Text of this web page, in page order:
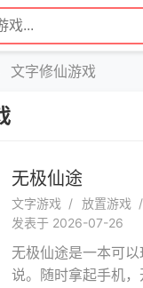
文字修仙游戏
无极仙途
文字游戏 放置游戏
发表于 2026-07-26
无极仙途是一本可
说。随时拿起手机